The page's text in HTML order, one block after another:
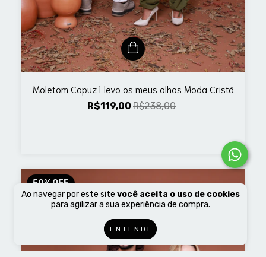
Ao navegar por este site você aceita o uso de cookies
para agilizar a sua experiência de compra.
ENTENDI
Moletom Capuz Elevo os meus olhos Moda Cristã
R$119,00 R$238,00
50%OFF